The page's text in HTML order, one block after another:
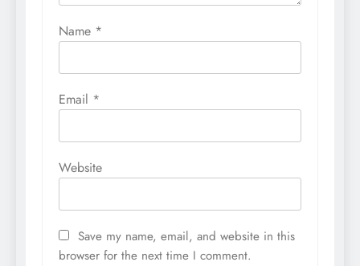
Name *
Email *
Website
Save my name, email, and website in this
browser for the next time I comment.